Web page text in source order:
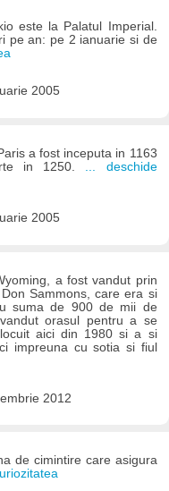
este la Palatul Imperial.
pe an: pe 2 ianuarie si de
2005
a fost inceputa in 1163
in 1250.
... deschide
2005
a fost vandut prin
Sammons, care era si
suma de 900 de mii de
orasul pentru a se
aici din 1980 si a si
impreuna cu sotia si fiul
2012
de cimintire care asigura